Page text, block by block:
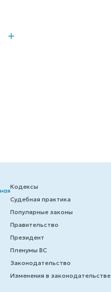
Кодексы
Судебная практика
Популярные законы
Правительство
Президент
Пленумы ВС
Законодательство
Изменения в законодательстве